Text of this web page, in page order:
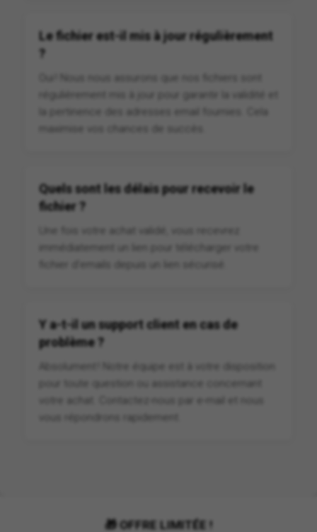
Le fichier est-il mis à jour régulièrement
?
régulièrement mis à jour pour garantir la validité et
la pertinence des adresses email fournies. Cela
maximise vos chances de succès.
Quels sont les délais pour recevoir le
fichier ?
immédiatement un lien pour télécharger votre
fichier d'emails depuis un lien sécurisé.
Y a-t-il un support client en cas de
problème ?
pour toute question ou assistance concernant
votre achat. Contactez-nous par e-mail et nous
vous répondrons rapidement.
🎁 OFFRE LIMITÉE !